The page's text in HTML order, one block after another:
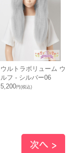
ウルトラボリューム ウ
ルフ - シルバー06
5,200円(税込)